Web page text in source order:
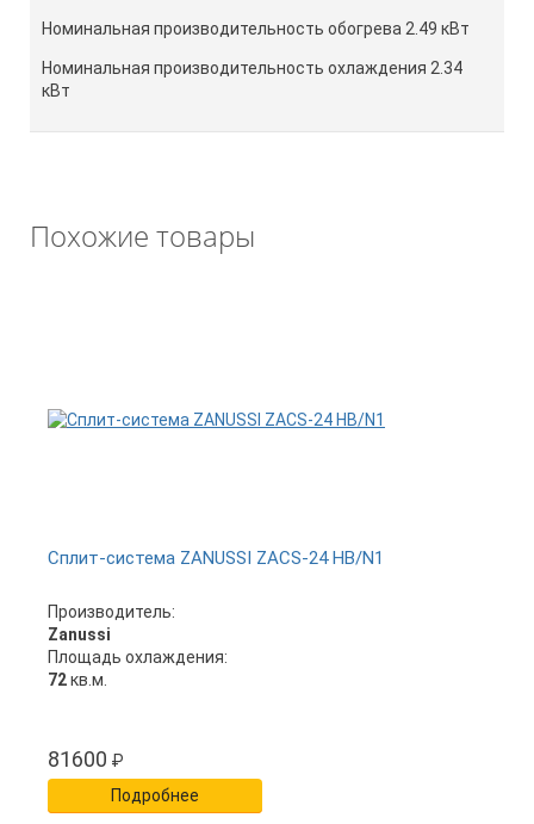
Номинальная производительность обогрева 2.49 кВт
Номинальная производительность охлаждения 2.34
кВт
Похожие товары
Сплит-система ZANUSSI ZACS-24 HB/N1
Производитель:
Zanussi
Площадь охлаждения:
72кв.м.
81600 ₽
Подробнее